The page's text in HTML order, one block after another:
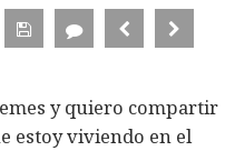
y quiero compartir
estoy viviendo en el